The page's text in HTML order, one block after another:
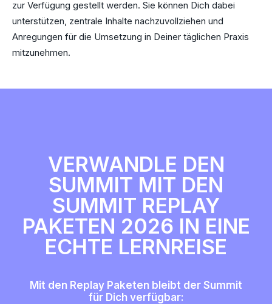
zur Verfügung gestellt werden. Sie können Dich dabei
unterstützen, zentrale Inhalte nachzuvollziehen und
Anregungen für die Umsetzung in Deiner täglichen Praxis
mitzunehmen.
VERWANDLE DEN
SUMMIT MIT DEN
SUMMIT REPLAY
PAKETEN 2026 IN EINE
ECHTE LERNREISE
Mit den Replay Paketen bleibt der Summit
für Dich verfügbar: